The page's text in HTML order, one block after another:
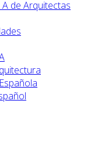
de Arquitectas